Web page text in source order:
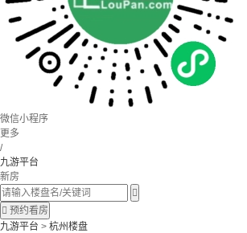
微信小程序
更多
/
九游平台
新房

 预约看房
九游平台 > 杭州楼盘